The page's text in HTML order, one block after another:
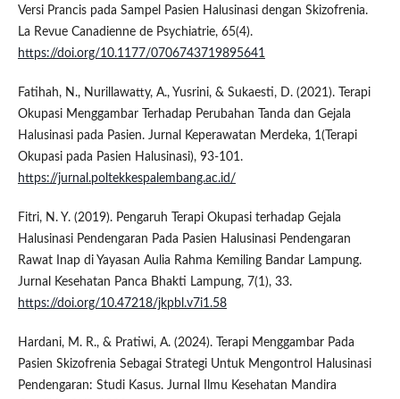
Versi Prancis pada Sampel Pasien Halusinasi dengan Skizofrenia.
La Revue Canadienne de Psychiatrie, 65(4).
https://doi.org/10.1177/0706743719895641
Fatihah, N., Nurillawatty, A., Yusrini, & Sukaesti, D. (2021). Terapi
Okupasi Menggambar Terhadap Perubahan Tanda dan Gejala
Halusinasi pada Pasien. Jurnal Keperawatan Merdeka, 1(Terapi
Okupasi pada Pasien Halusinasi), 93-101.
https://jurnal.poltekkespalembang.ac.id/
Fitri, N. Y. (2019). Pengaruh Terapi Okupasi terhadap Gejala
Halusinasi Pendengaran Pada Pasien Halusinasi Pendengaran
Rawat Inap di Yayasan Aulia Rahma Kemiling Bandar Lampung.
Jurnal Kesehatan Panca Bhakti Lampung, 7(1), 33.
https://doi.org/10.47218/jkpbl.v7i1.58
Hardani, M. R., & Pratiwi, A. (2024). Terapi Menggambar Pada
Pasien Skizofrenia Sebagai Strategi Untuk Mengontrol Halusinasi
Pendengaran: Studi Kasus. Jurnal Ilmu Kesehatan Mandira